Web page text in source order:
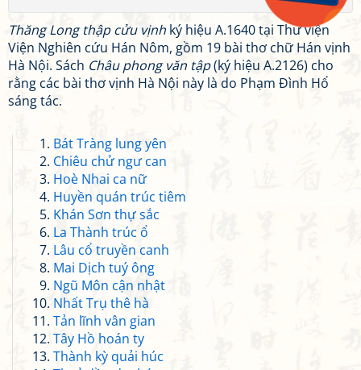
Thăng Long thập cửu vịnh ký hiệu A.1640 tại Thư viện
Viện Nghiên cứu Hán Nôm, gồm 19 bài thơ chữ Hán vịnh
Hà Nội. Sách Châu phong văn tập(ký hiệu A.2126) cho
rằng các bài thơ vịnh Hà Nội này là do Phạm Đình Hổ
sáng tác.
Bát Tràng lung yên
Chiêu chử ngư can
Hoè Nhai ca nữ
Huyền quán trúc tiêm
Khán Sơn thự sắc
La Thành trúc ổ
Lâu cổ truyền canh
Mai Dịch tuý ông
Ngũ Môn cận nhật
Nhất Trụ thê hà
Tản lĩnh vân gian
Tây Hồ hoán ty
Thành kỳ quải húc